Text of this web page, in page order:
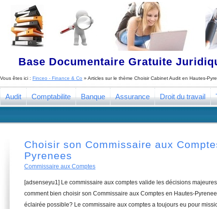
Base Documentaire Gratuite
Vous êtes ici : Finceo - Finance & Co » Articles sur le thème Choisir Cabinet Audit en Hautes-
Audit Comptabilite Banque Assurance Droit du travail
Choisir son Commissaire aux
Pyrenees
Commissaire aux Comptes
[adsenseyu1] Le commissaire aux comptes valide les décisions
comment bien choisir son Commissaire aux Comptes en Hautes-
éclairée possible? Le commissaire aux comptes a toujours eu pour